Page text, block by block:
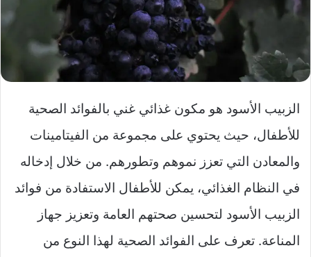
الزبيب الأسود هو مكون غذائي غني بالفوائد الصحية
للأطفال، حيث يحتوي على مجموعة من الفيتامينات
والمعادن التي تعزز نموهم وتطورهم. من خلال إدخاله
في النظام الغذائي، يمكن للأطفال الاستفادة من فوائد
الزبيب الأسود لتحسين صحتهم العامة وتعزيز جهاز
المناعة. تعرف على الفوائد الصحية لهذا النوع من